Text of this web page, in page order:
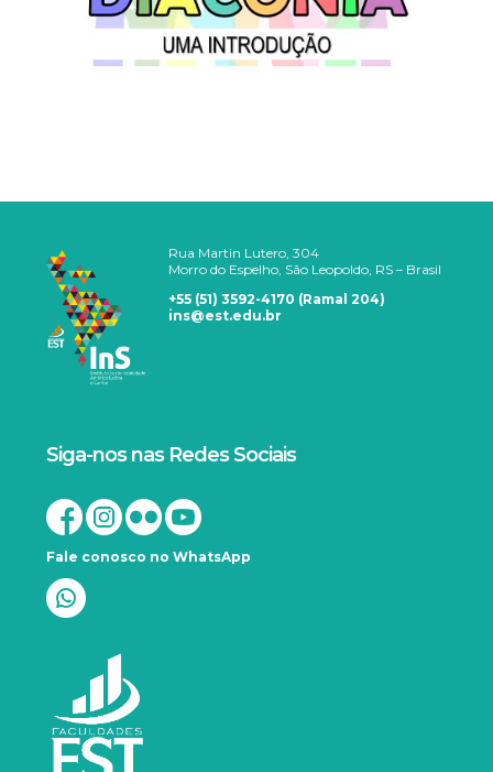
Rua Martin Lutero, 304
Morro do Espelho, São Leopoldo, RS – Brasil
+55 (51) 3592-4170 (Ramal 204)
ins@est.edu.br
Siga-nos nas Redes Sociais
Fale conosco no WhatsApp